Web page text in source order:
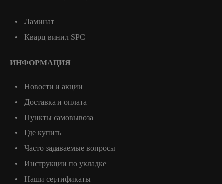
Ламинат
Кварц винил SPC
ИНФОРМАЦИЯ
Новости и акции
Доставка и оплата
Пункты самовывоза
Где купить
Часто задаваемые вопросы
Инструкции по укладке
Наши сертификаты